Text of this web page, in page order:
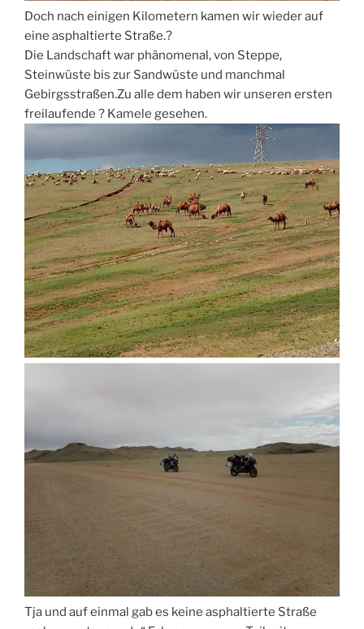
Doch nach einigen Kilometern kamen wir wieder auf
eine asphaltierte Straße.?
Die Landschaft war phänomenal, von Steppe,
Steinwüste bis zur Sandwüste und manchmal
Gebirgsstraßen.Zu alle dem haben wir unseren ersten
freilaufende ? Kamele gesehen.
Tja und auf einmal gab es keine asphaltierte Straße